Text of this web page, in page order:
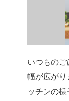
いつもの
幅が広がり
ッチンの